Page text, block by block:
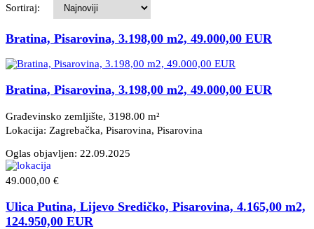
Sortiraj:
Bratina, Pisarovina, 3.198,00 m2, 49.000,00 EUR
Bratina, Pisarovina, 3.198,00 m2, 49.000,00 EUR
Građevinsko zemljište, 3198.00 m²
Lokacija: Zagrebačka, Pisarovina, Pisarovina
Oglas objavljen: 22.09.2025
49.000,00 €
Ulica Putina, Lijevo Sredičko, Pisarovina, 4.165,00 m2,
124.950,00 EUR